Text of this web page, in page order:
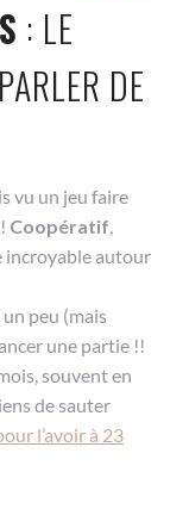
: LE
DE
vu un jeu faire
Coopératif,
incroyable autour
peu (mais
une partie !!
souvent en
de sauter
l’avoir à 23